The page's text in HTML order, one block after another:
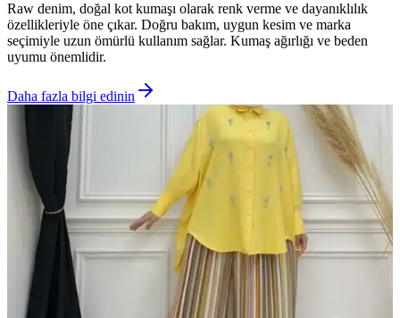
Raw denim, doğal kot kumaşı olarak renk verme ve dayanıklılık
özellikleriyle öne çıkar. Doğru bakım, uygun kesim ve marka
seçimiyle uzun ömürlü kullanım sağlar. Kumaş ağırlığı ve beden
uyumu önemlidir.
Daha fazla bilgi edinin